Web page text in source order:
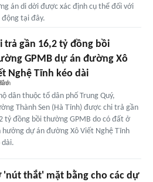
án di dời được xác định cụ thể đối với
tại đây.
trả gần 16,2 tỷ đồng bồi
GPMB dự án đường Xô
Nghệ Tĩnh kéo dài
dân thuộc tổ dân phố Trung Quý,
Thành Sen (Hà Tĩnh) được chi trả gần
tỷ đồng bồi thường GPMB do có đất ở
hưởng dự án đường Xô Viết Nghệ Tĩnh
dài.
'nút thắt' mặt bằng cho các dự